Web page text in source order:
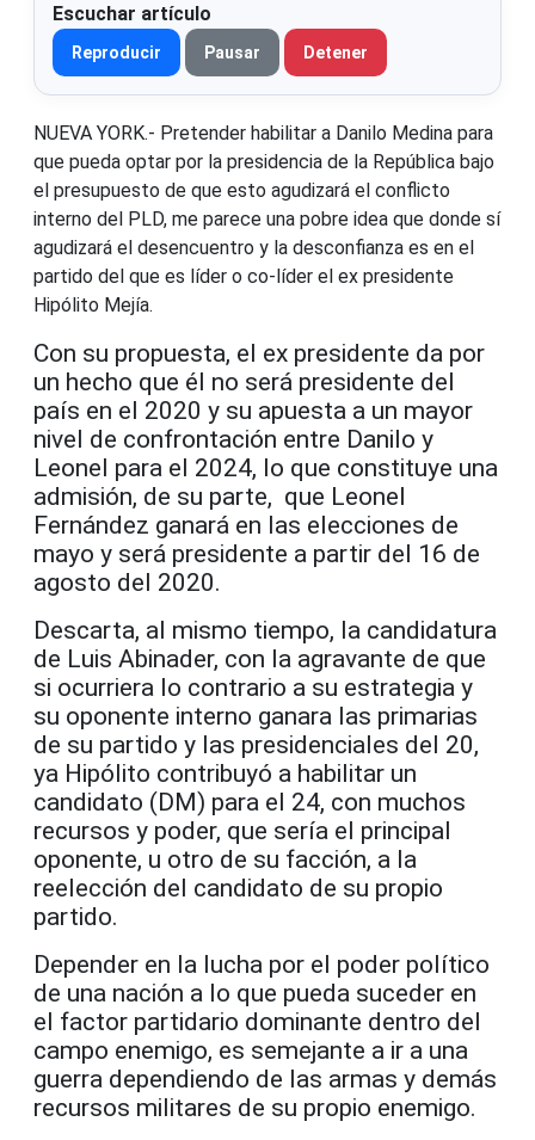
Escuchar artículo
Reproducir Pausar Detener
NUEVA YORK.- Pretender habilitar a Danilo Medina para
que pueda optar por la presidencia de la República bajo
el presupuesto de que esto agudizará el conflicto
interno del PLD, me parece una pobre idea que donde sí
agudizará el desencuentro y la desconfianza es en el
partido del que es líder o co-líder el ex presidente
Hipólito Mejía.
Con su propuesta, el ex presidente da por
un hecho que él no será presidente del
país en el 2020 y su apuesta a un mayor
nivel de confrontación entre Danilo y
Leonel para el 2024, lo que constituye una
admisión, de su parte, que Leonel
Fernández ganará en las elecciones de
mayo y será presidente a partir del 16 de
agosto del 2020.
Descarta, al mismo tiempo, la candidatura
de Luis Abinader, con la agravante de que
si ocurriera lo contrario a su estrategia y
su oponente interno ganara las primarias
de su partido y las presidenciales del 20,
ya Hipólito contribuyó a habilitar un
candidato (DM) para el 24, con muchos
recursos y poder, que sería el principal
oponente, u otro de su facción, a la
reelección del candidato de su propio
partido.
Depender en la lucha por el poder político
de una nación a lo que pueda suceder en
el factor partidario dominante dentro del
campo enemigo, es semejante a ir a una
guerra dependiendo de las armas y demás
recursos militares de su propio enemigo.